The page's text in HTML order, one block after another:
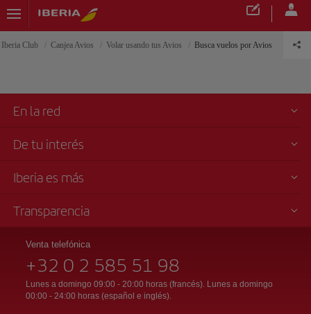
Iberia Club Canjea Avios Volar usando tus Avios Busca vuelos por Avios
En la red
De tu interés
Iberia es más
Transparencia
Venta telefónica
+32 0 2 585 51 98
Lunes a domingo 09:00 - 20:00 horas (francés). Lunes a domingo
00:00 - 24:00 horas (español e inglés).